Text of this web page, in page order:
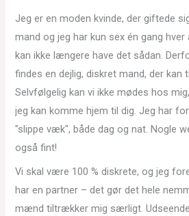
Jeg er en moden kvinde, der giftede
mand og jeg har kun sex én gang hver
kan ikke længere have det sådan.
findes en dejlig, diskret mand, der kan
Selvfølgelig kan vi ikke mødes hos
jeg kan komme hjem til dig. Jeg har
"slippe væk", både dag og nat. Nogle
også fint!
Vi skal være 100 % diskrete, og jeg
har en partner – det gør det hele
mænd tiltrækker mig særligt.